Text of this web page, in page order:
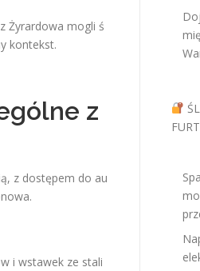
Żyrardowa mogli ś
kontekst.
z
z dostępem do au
i wstawek ze stali